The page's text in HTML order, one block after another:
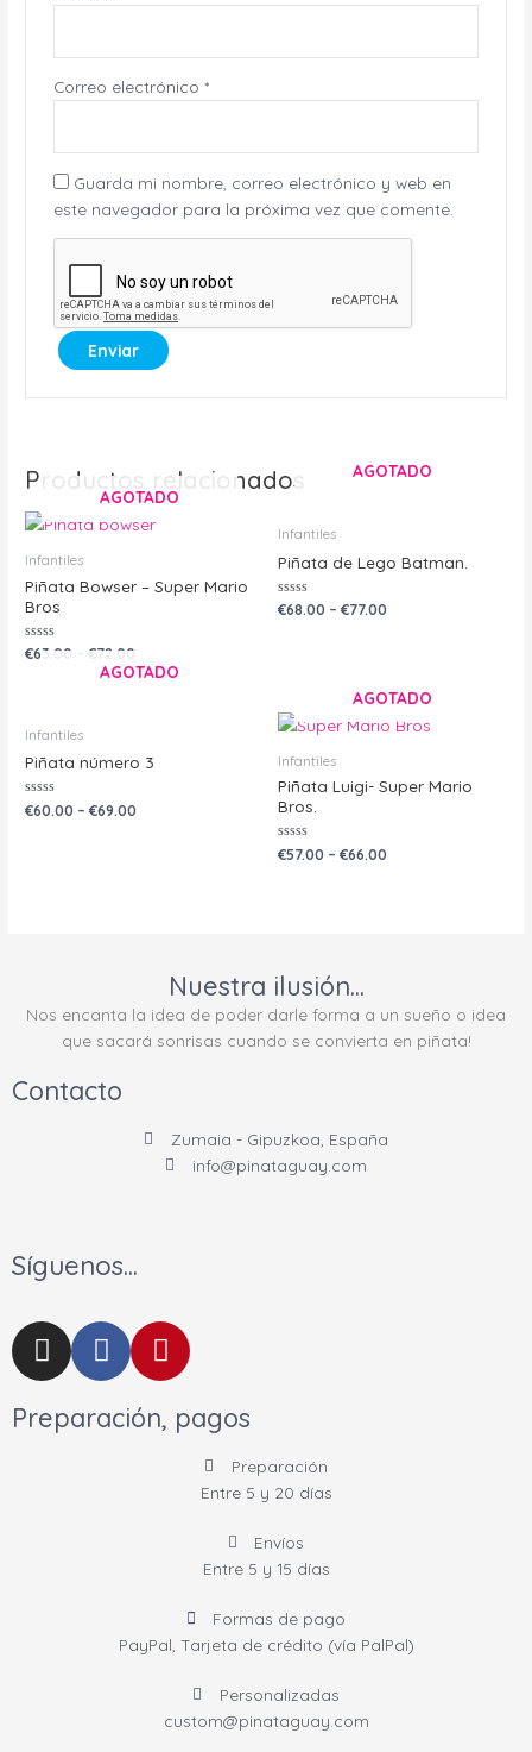
Correo electrónico *
Guarda mi nombre, correo electrónico y web en
este navegador para la próxima vez que comente.
Productos relacionados
AGOTADO
Infantiles
Piñata Bowser – Super Mario
Bros
Valorado
€63.00 €72.00
AGOTADO
Infantiles
Piñata de Lego Batman.
Valorado
€68.00 – €77.00
AGOTADO
Infantiles
Piñata número 3
Valorado
con
€60.00 –€69.00
AGOTADO
Infantiles
Piñata Luigi- Super Mario
Bros.
Valorado
con
€57.00 – €66.00
Nuestra ilusión...
Nos encanta la idea de poder darle forma a un sueño o idea
que sacará sonrisas cuando se convierta en piñata!
Contacto
Zumaia - Gipuzkoa, España
info@pinataguay.com
Síguenos...
I
n
t
F
a
e
P
i
t
Preparación, pagos
Preparación
Entre 5 y 20 días
Envíos
Entre 5 y 15 días
Formas de pago
PayPal, Tarjeta de crédito (vía PalPal)
Personalizadas
custom@pinataguay.com